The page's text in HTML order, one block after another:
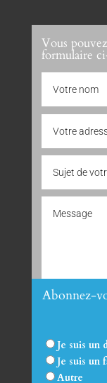
Vous
formulaire
Abonnez-
Je suis un
Je suis un
Autre